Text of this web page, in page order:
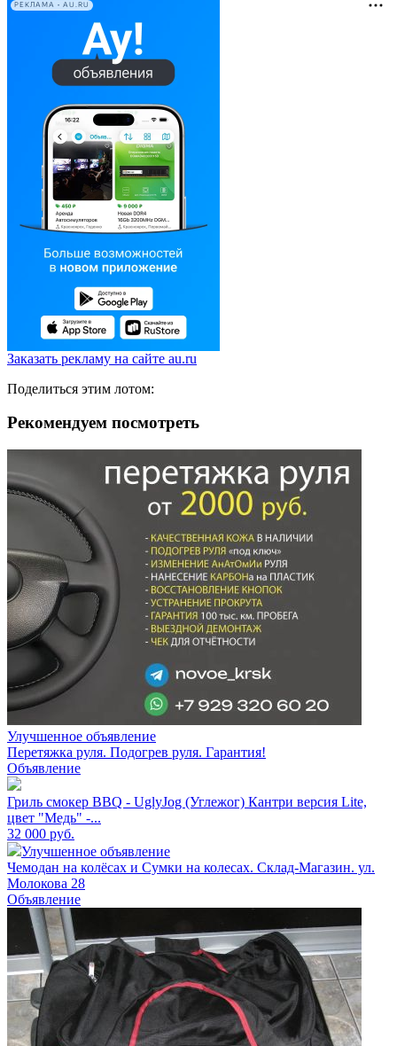
РЕКЛАМА • AU.RU
Заказать рекламу на сайте au.ru
Поделиться этим лотом:
Рекомендуем посмотреть
Улучшенное объявление
Перетяжка руля. Подогрев руля. Гарантия!
Объявление
Гриль смокер BBQ - UglyJog (Углежог) Кантри версия Lite,
цвет "Медь" -...
32 000 руб.
Улучшенное объявление
Чемодан на колёсах и Сумки на колесах. Склад-Магазин. ул.
Молокова 28
Объявление